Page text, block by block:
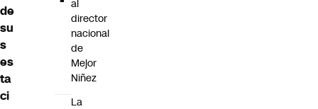
de
su
s
es
ta
ci
al
director
nacional
de
Mejor
Niñez
La